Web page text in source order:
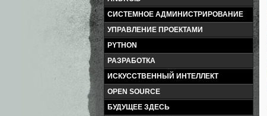
СИСТЕМНОЕ АДМИНИСТРИРОВАНИЕ
УПРАВЛЕНИЕ ПРОЕКТАМИ
PYTHON
РАЗРАБОТКА
ИСКУССТВЕННЫЙ ИНТЕЛЛЕКТ
OPEN SOURCE
БУДУЩЕЕ ЗДЕСЬ